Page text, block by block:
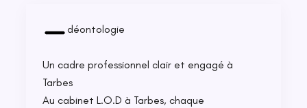
déontologie
Un cadre professionnel clair et engagé à
Tarbes
Au cabinet L.O.D à Tarbes, chaque